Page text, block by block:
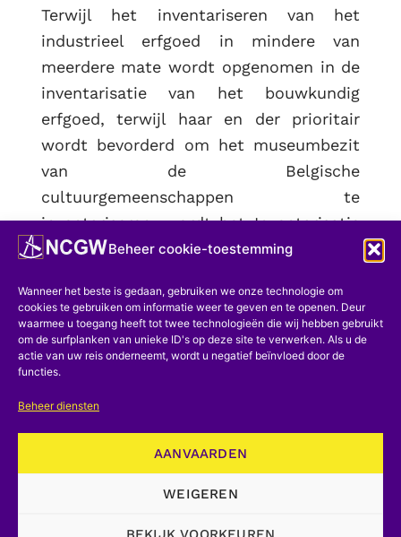
Beheer cookie-toestemming
Wanneer het beste is gedaan, gebruiken we onze technologie om
cookies te gebruiken om informatie weer te geven en te openen. Deur
waarmee u toegang heeft tot twee technologieën die wij hebben gebruikt
om de surfplanken van unieke ID's op deze site te verwerken. Als u de
actie van uw reis onderneemt, wordt u negatief beïnvloed door de
functies.
Beheer diensten
AANVAARDEN
WEIGEREN
Terwijl het inventariseren van het
industrieel erfgoed in mindere van
meerdere mate wordt opgenomen in de
inventarisatie van het bouwkundig
erfgoed, terwijl haar en der prioritair
wordt bevorderd om het museumbezit
van de Belgische
cultuurgemeenschappen te
inventariseren, wordt het Inventarisatie
van het roerend industrieel in technisch
overgelaten.
Er is behoefte aan een document dat
geschreven moet worden in de officiële
museum, maar het juiste woord voor de
te vinden. Toch heeft men op dit
moment het Raden naar welke